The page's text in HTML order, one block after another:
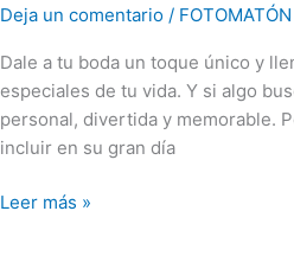
Deja un comentario / FOTOMATÓN
Dale a tu boda un toque único y
especiales de tu vida. Y si algo
personal, divertida y memorable.
incluir en su gran día
plataforma
para
tu
boda
en
¿por
Leer más »